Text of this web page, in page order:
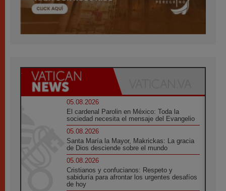
05.08.2026
El cardenal Parolin en México: Toda la
sociedad necesita el mensaje del Evangelio
05.08.2026
Santa María la Mayor, Makrickas: La gracia
de Dios desciende sobre el mundo
05.08.2026
Cristianos y confucianos: Respeto y
sabiduría para afrontar los urgentes desafíos
de hoy